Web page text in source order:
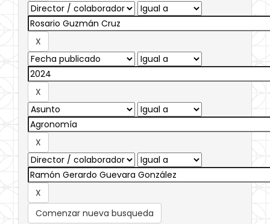
Comenzar nueva busqueda